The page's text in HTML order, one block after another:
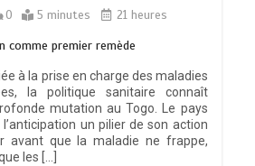
0 5 minutes 21 heures
comme premier remède
à la prise en charge des maladies
la politique sanitaire connaît
mutation au Togo. Le pays
un pilier de son action
avant que la maladie ne frappe,
les […]